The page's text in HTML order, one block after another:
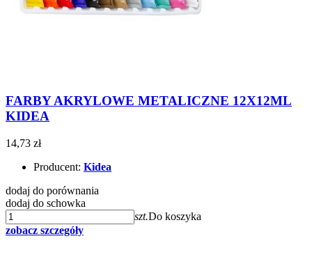
FARBY AKRYLOWE METALICZNE 12X12ML
KIDEA
14,73 zł
Producent: Kidea
dodaj do porównania
dodaj do schowka
szt.Do koszyka
zobacz szczegóły